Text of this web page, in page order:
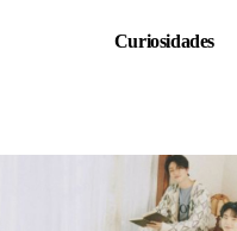
Curiosidades